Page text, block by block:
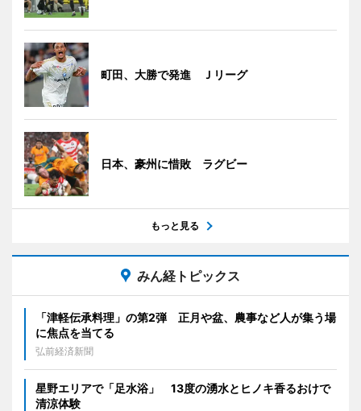
町田、大勝で発進 Ｊリーグ
日本、豪州に惜敗 ラグビー
もっと見る
みん経トピックス
「津軽伝承料理」の第2弾 正月や盆、農事など人が集う場
に焦点を当てる
弘前経済新聞
星野エリアで「足水浴」 13度の湧水とヒノキ香るおけで
清涼体験